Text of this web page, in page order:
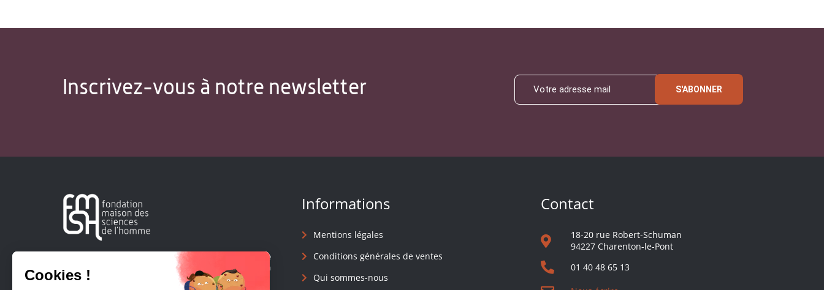
Inscrivez-vous à notre newsletter S'ABONNER
Créée en 1963, la Fondation Maison Sciences de l'Homme
soutient la recherche et la diffusion des connaissances en
sciences humaines et sociales.
Informations
Mentions légales
Conditions générales de ventes
Qui sommes-nous
Contact
18-20 rue Robert-Schuman
94227 Charenton-le-Pont
01 40 48 65 13